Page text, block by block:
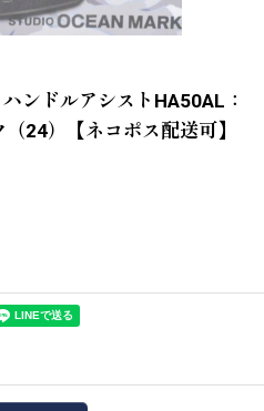
ンドルアシストHA50AL：
24）【ネコポス配送可】